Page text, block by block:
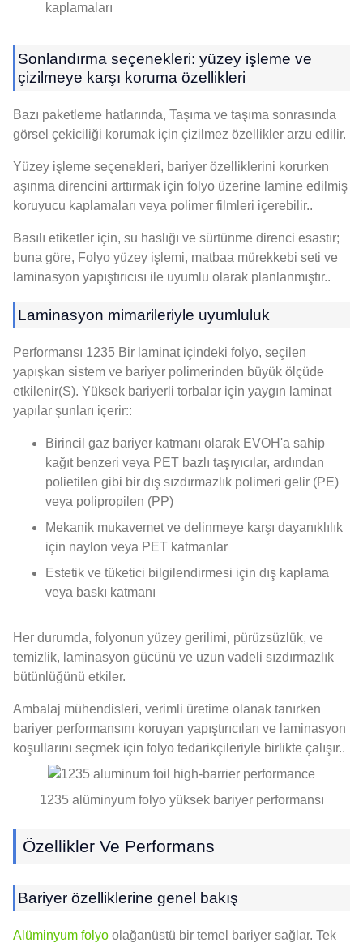
kaplamaları
Sonlandırma seçenekleri: yüzey işleme ve
çizilmeye karşı koruma özellikleri
Bazı paketleme hatlarında, Taşıma ve taşıma sonrasında
görsel çekiciliği korumak için çizilmez özellikler arzu edilir.
Yüzey işleme seçenekleri, bariyer özelliklerini korurken
aşınma direncini arttırmak için folyo üzerine lamine edilmiş
koruyucu kaplamaları veya polimer filmleri içerebilir..
Basılı etiketler için, su haslığı ve sürtünme direnci esastır;
buna göre, Folyo yüzey işlemi, matbaa mürekkebi seti ve
laminasyon yapıştırıcısı ile uyumlu olarak planlanmıştır..
Laminasyon mimarileriyle uyumluluk
Performansı 1235 Bir laminat içindeki folyo, seçilen
yapışkan sistem ve bariyer polimerinden büyük ölçüde
etkilenir(S). Yüksek bariyerli torbalar için yaygın laminat
yapılar şunları içerir::
Birincil gaz bariyer katmanı olarak EVOH'a sahip
kağıt benzeri veya PET bazlı taşıyıcılar, ardından
polietilen gibi bir dış sızdırmazlık polimeri gelir (PE)
veya polipropilen (PP)
Mekanik mukavemet ve delinmeye karşı dayanıklılık
için naylon veya PET katmanlar
Estetik ve tüketici bilgilendirmesi için dış kaplama
veya baskı katmanı
Her durumda, folyonun yüzey gerilimi, pürüzsüzlük, ve
temizlik, laminasyon gücünü ve uzun vadeli sızdırmazlık
bütünlüğünü etkiler.
Ambalaj mühendisleri, verimli üretime olanak tanırken
bariyer performansını koruyan yapıştırıcıları ve laminasyon
koşullarını seçmek için folyo tedarikçileriyle birlikte çalışır..
1235 alüminyum folyo yüksek bariyer performansı
Özellikler Ve Performans
Bariyer özelliklerine genel bakış
Alüminyum folyo olağanüstü bir temel bariyer sağlar. Tek